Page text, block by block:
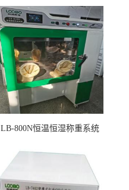
LB-800N恒温恒湿称重系统